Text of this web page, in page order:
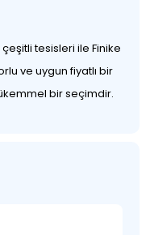
tesisleri ile Finike
ve uygun fiyatlı bir
bir seçimdir.